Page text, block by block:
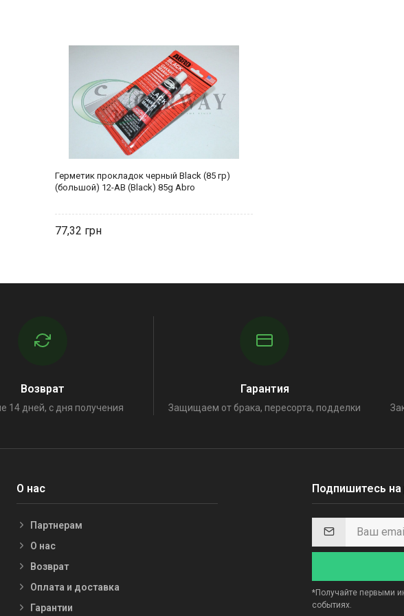
Герметик прокладок черный Black (85 гр)
(большой) 12-AB (Black) 85g Abro
77,32
Возврат
14 дней, с дня получения
Гарантия
Защищаем от брака, пересорта, подделки
О нас
Партнерам
О нас
Возврат
Оплата и доставка
Гарантии
Подпишитесь на
*Получайте первыми
событиях.